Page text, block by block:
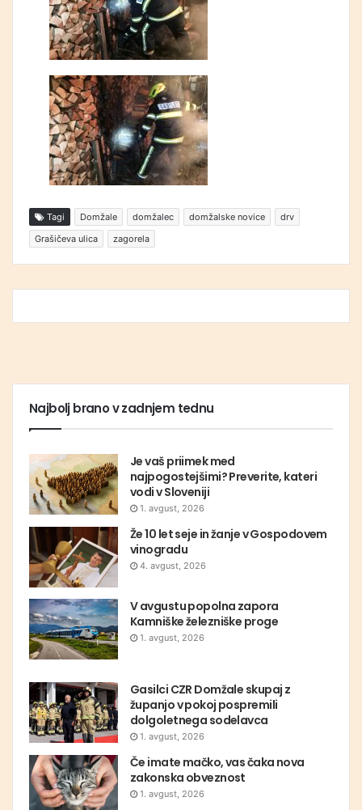
Tagi Domžale domžalec domžalske novice
drv
Grašičeva ulica
zagorela
Najbolj brano v zadnjem tednu
Je vaš priimek med
najpogostejšimi? Preverite, kateri
vodi v Sloveniji
1. avgust, 2026
Že 10 let seje in žanje v Gospodovem
vinogradu
4. avgust, 2026
V avgustu popolna zapora
Kamniške železniške proge
1. avgust, 2026
Gasilci CZR Domžale skupaj z
županjo v pokoj pospremili
dolgoletnega sodelavca
1. avgust, 2026
Če imate mačko, vas čaka nova
zakonska obveznost
1. avgust, 2026